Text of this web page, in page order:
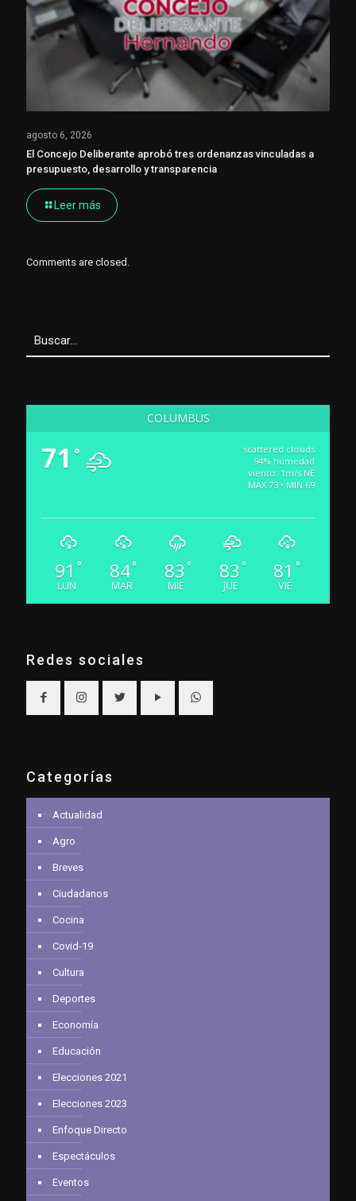
agosto 6, 2026
El Concejo Deliberante aprobó tres ordenanzas vinculadas a
presupuesto, desarrollo y transparencia
Leer más
Comments are closed.
COLUMBUS
71 °
scattered clouds
94% humedad
viento: 1m/s NE
MAX 73 • MIN 69
91 °
LUN
84°
MAR
83 °
MIE
83 °
JUE
81 °
VIE
Redes sociales
Categorías
Actualidad
Agro
Breves
Ciudadanos
Cocina
Covid-19
Cultura
Deportes
Economía
Educación
Elecciones 2021
Elecciones 2023
Enfoque Directo
Espectáculos
Eventos